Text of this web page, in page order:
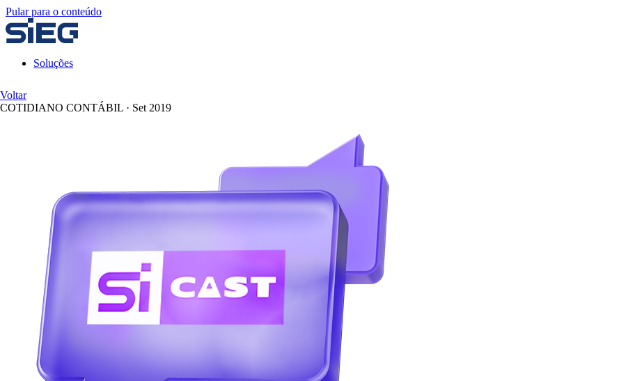
Pular para o conteúdo
Soluções
Voltar
COTIDIANO CONTÁBIL · Set 2019